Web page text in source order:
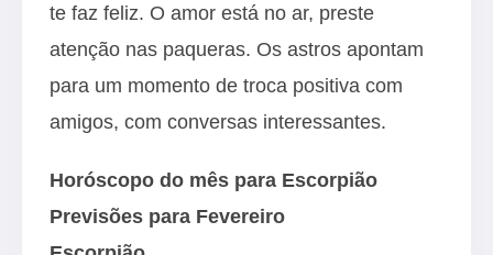
te faz feliz. O amor está no ar, preste
atenção nas paqueras. Os astros apontam
para um momento de troca positiva com
amigos, com conversas interessantes.
Horóscopo do mês para Escorpião
Previsões para Fevereiro